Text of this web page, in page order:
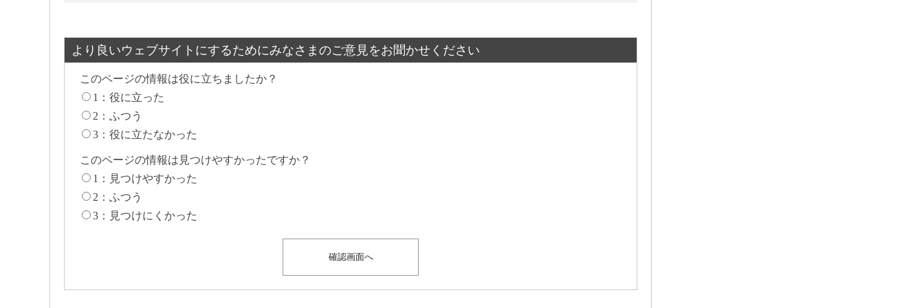
より良いウェブサイトにするためにみなさまのご意見をお聞かせください
このページの情報は役に立ちましたか？
1：役に立った
2：ふつう
3：役に立たなかった
このページの情報は見つけやすかったですか？
1：見つけやすかった
2：ふつう
3：見つけにくかった